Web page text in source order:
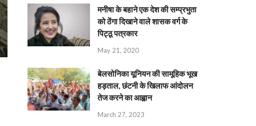
मनीषा के बहाने एक देश की सम्प्रभुता
को ठेंगा दिखाने वाले शासक वर्ग के
पिट्ठू पत्रकार
May 21, 2020
बेलसोनिका यूनियन की सामूहिक भूख
हड़ताल, छंटनी के खिलाफ आंदोलन
तेज करने का आह्वान
March 27, 2023